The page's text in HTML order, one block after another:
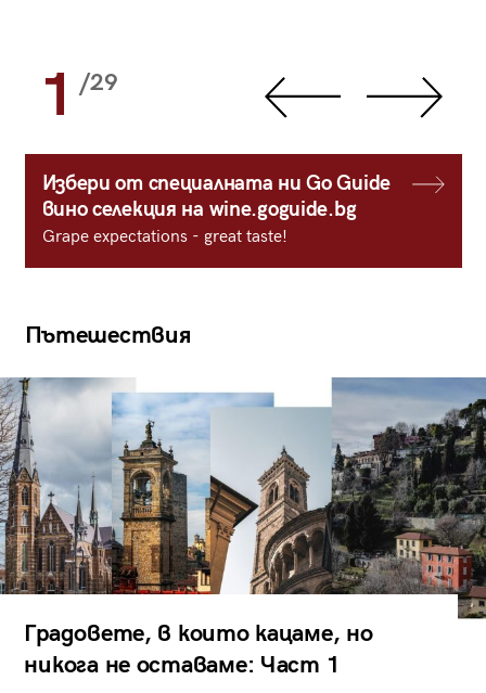
1 /29
Избери от специалната ни Go Guide
вино селекция на wine.goguide.bg
Grape expectations - great taste!
Пътешествия
Градовете, в които кацаме, но
никога не оставаме: Част 1